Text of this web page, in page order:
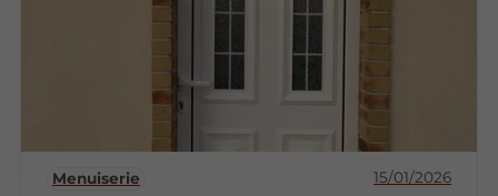
Menuiserie 15/01/2026